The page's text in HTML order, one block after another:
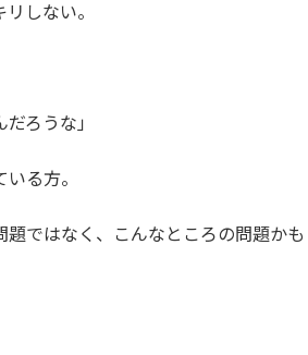
しない。
ろうな」
る方。
ではなく、こんなところの問題かも